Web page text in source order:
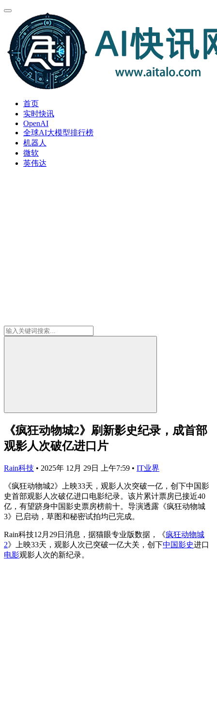
首页
实时快讯
OpenAI
全球AI大模型排行榜
机器人
微软
英伟达
《疯狂动物城2》刷新影史纪录，成首部
观影人次破亿进口片
Rain科技 • 2025年 12月 29日 上午7:59 • IT业界
《疯狂动物城2》上映33天，观影人次突破一亿，创下中国影
史首部观影人次破亿进口电影纪录。该片累计票房已接近40
亿，有望跻身中国影史票房榜前十。导演透露《疯狂动物城
3》已启动，草图和秘密试拍均已完成。
Rain科技12月29日消息，据猫眼专业版数据，《疯狂动物城
2》上映33天，观影人次已突破一亿大关，创下中国影史进口
电影观影人次的新纪录。